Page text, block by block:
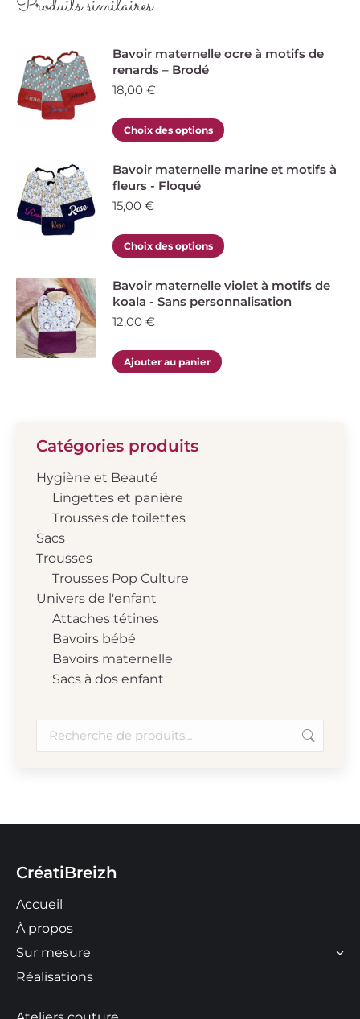
Bavoir maternelle ocre à motifs de
renards – Brodé
18,00 €
Choix des options
Ce
a
options
être
choisies
Bavoir maternelle marine et motifs à
fleurs - Floqué
15,00 €
Choix des options
Ce
a
plusieurs
Bavoir maternelle violet à motifs de
koala - Sans personnalisation
12,00 €
Ajouter au panier
Catégories produits
Hygiène et Beauté
Lingettes et panière
Trousses de toilettes
Sacs
Trousses
Trousses Pop Culture
Univers de l'enfant
Attaches tétines
Bavoirs bébé
Bavoirs maternelle
Sacs à dos enfant
CréatiBreizh
Accueil
À propos
Sur mesure
Réalisations